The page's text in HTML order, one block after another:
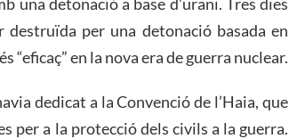
destruïda per una detonació basada en
en la nova era de guerra nuclear.
dedicat a la Convenció de l’Haia, que
per a la protecció dels civils a la guerra.